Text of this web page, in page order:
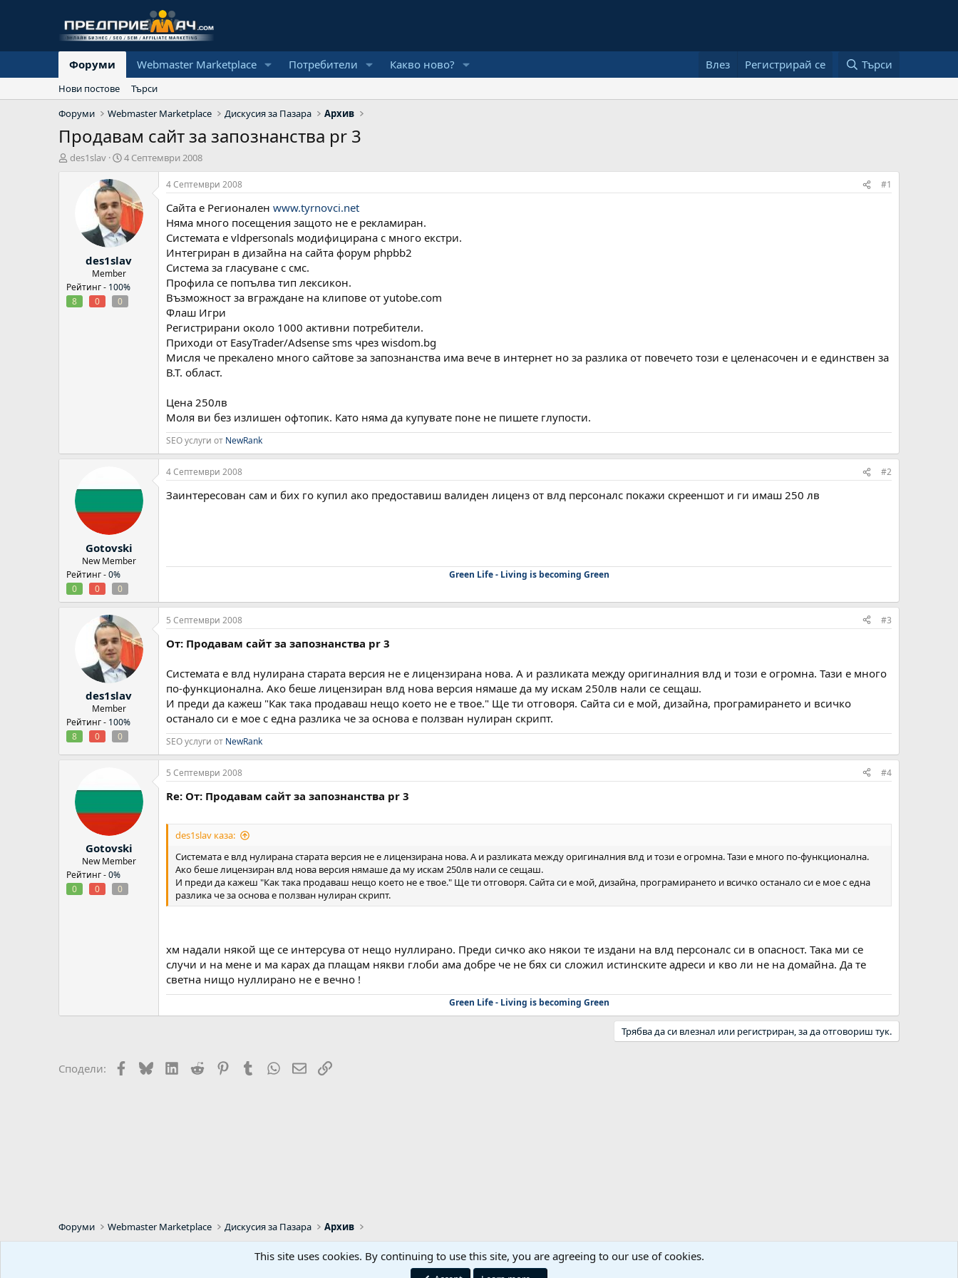
Форуми Webmaster Marketplace Потребители Какво ново? Влез Регистрирай се Търси
Нови постове
Търси
Форуми
Webmaster Marketplace Дискусия за Пазара Архив
Продавам сайт за запознанства pr 3
А
des1slav
Н
ч
а
л
а
д
а
т
а
4 Септември 2008
des1slav
Member
Рейтинг - 100%
8
0 0
4 Септември 2008 #1
Сайта е Регионален www.tyrnovci.net
Няма много посещения защото не е рекламиран.
Системата е vldpersonals модифицирана с много екстри.
Интегриран в дизайна на сайта форум phpbb2
Система за гласуване с смс.
Профила се попълва тип лексикон.
Възможност за вграждане на клипове от yutobe.com
Флаш Игри
Регистрирани около 1000 активни потребители.
Приходи от EasyTrader/Adsense sms чрез wisdom.bg
Мисля че прекалено много сайтове за запознанства има вече в интернет но за разлика от повечето този е целенасочен и е единствен за
В.Т. област.
Цена 250лв
Моля ви без излишен офтопик. Като няма да купувате поне не пишете глупости.
SEO услуги от NewRank
Gotovski
New Member
Рейтинг -0%
0
0 0
4 Септември 2008 #2
Заинтересован сам и бих го купил ако предоставиш валиден лиценз от влд персоналс покажи скрееншот и ги имаш 250 лв
Green Life - Living is becoming Green
des1slav
Member
Рейтинг - 100%
8
0 0
5 Септември 2008 #3
От: Продавам сайт за запознанства pr 3
Системата е влд нулирана старата версия не е лицензирана нова. А и разликата между оригиналния влд и този е огромна. Тази е много
по-функционална. Ако беше лицензиран влд нова версия нямаше да му искам 250лв нали се сещаш.
И преди да кажеш "Как така продаваш нещо което не е твое." Ще ти отговоря. Сайта си е мой, дизайна, програмирането и всичко
останало си е мое с една разлика че за основа е ползван нулиран скрипт.
SEO услуги от NewRank
Gotovski
New Member
Рейтинг -0%
0
0 0
5 Септември 2008 #4
Re: От: Продавам сайт за запознанства pr 3
des1slav каза:
Системата е влд нулирана старата версия не е лицензирана нова. А и разликата между оригиналния влд и този е огромна. Тази е много по-функционална.
Ако беше лицензиран влд нова версия нямаше да му искам 250лв нали се сещаш.
И преди да кажеш "Как така продаваш нещо което не е твое." Ще ти отговоря. Сайта си е мой, дизайна, програмирането и всичко останало си е мое с една
разлика че за основа е ползван нулиран скрипт.
хм надали някой ще се интерсува от нещо нуллирано. Преди сичко ако някои те издани на влд персоналс си в опасност. Така ми се
случи и на мене и ма карах да плащам някви глоби ама добре че не бях си сложил истинските адреси и кво ли не на домайна. Да те
светна нищо нуллирано не е вечно !
Green Life - Living is becoming Green
Трябва да си влезнал или регистриран, за да отговориш тук.
Сподели: Facebook
BlueskyLinkedIn
Reddit PinterestTumblr WhatsApp
EmailLink
Форуми Webmaster Marketplace Дискусия за Пазара Архив
Реклама / Advertising Контакти Общи правила Декларация за поверителност
This site uses cookies. By continuing to use this site, you are agreeing to our use of cookies.